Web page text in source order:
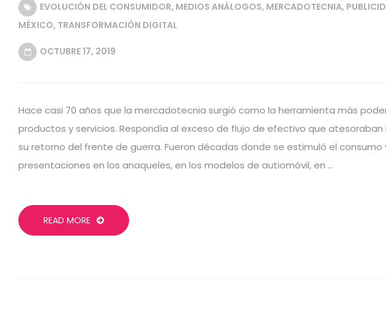
EVOLUCIÓN DEL CONSUMIDOR, MEDIOS ANÁLOGOS, MERCADOTECNIA,
MÉXICO, TRANSFORMACIÓN DIGITAL
OCTUBRE 17, 2019
Hace casi 70 años que la mercadotecnia surgió como la herramienta más
productos y servicios. Respondía al exceso de flujo de efectivo que
su retorno del frente de guerra. Fueron décadas donde se estimuló el consumo
presentaciones en los anaqueles, en los modelos de autiomóvil, en …
READ MORE